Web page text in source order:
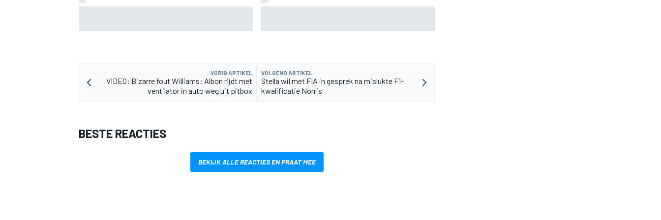
VORIG ARTIKEL
VIDEO: Bizarre fout Williams: Albon rijdt met
ventilator in auto weg uit pitbox
VOLGEND ARTIKEL
Stella wil met FIA in gesprek na mislukte F1-
kwalificatie Norris
BESTE REACTIES
BEKIJK ALLE REACTIES EN PRAAT MEE